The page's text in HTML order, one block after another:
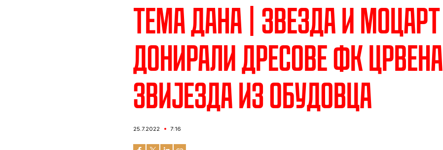
Тема дана | Звезда и Моцарт
донирали дресове ФК Црвена
звијезда из Обудовца
25.7.2022 7:16